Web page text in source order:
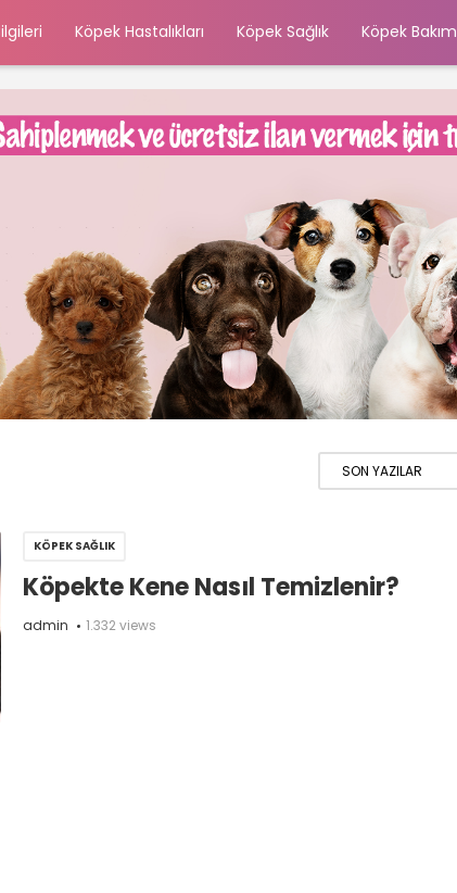
Köpek Hastalıkları Köpek Sağlık Köpek Bakım
KÖPEK SAĞLIK
Köpekte Kene Nasıl Temizlenir?
admin 1.332 views